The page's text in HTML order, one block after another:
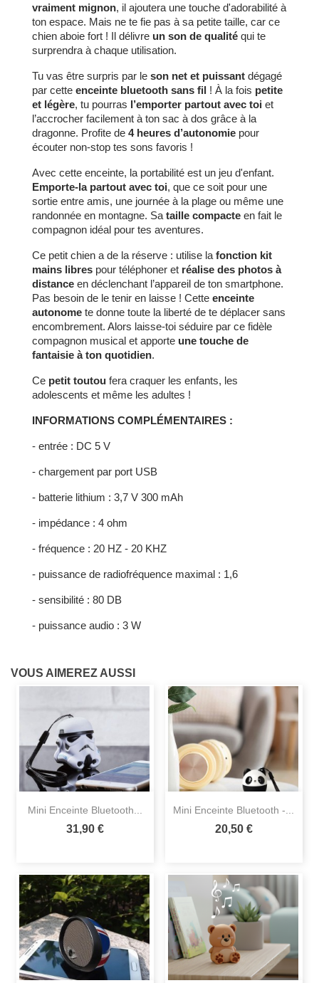
vraiment mignon, il ajoutera une touche d'adorabilité à
ton espace. Mais ne te fie pas à sa petite taille, car ce
chien aboie fort ! Il délivre un son de qualité qui te
surprendra à chaque utilisation.
Tu vas être surpris par le son net et puissant dégagé
par cette enceinte bluetooth sans fil ! À la fois petite
et légère, tu pourras l’emporter partout avec toi et
l’accrocher facilement à ton sac à dos grâce à la
dragonne. Profite de 4 heures d’autonomie pour
écouter non-stop tes sons favoris !
Avec cette enceinte, la portabilité est un jeu d'enfant.
Emporte-la partout avec toi, que ce soit pour une
sortie entre amis, une journée à la plage ou même une
randonnée en montagne. Sa taille compacte en fait le
compagnon idéal pour tes aventures.
Ce petit chien a de la réserve : utilise la fonction kit
mains libres pour téléphoner et réalise des photos à
distance en déclenchant l’appareil de ton smartphone.
Pas besoin de le tenir en laisse ! Cette enceinte
autonome te donne toute la liberté de te déplacer sans
encombrement. Alors laisse-toi séduire par ce fidèle
compagnon musical et apporte une touche de
fantaisie à ton quotidien.
Ce petit toutou fera craquer les enfants, les
adolescents et même les adultes !
INFORMATIONS COMPLÉMENTAIRES :
- entrée : DC 5 V
- chargement par port USB
- batterie lithium : 3,7 V 300 mAh
- impédance : 4 ohm
- fréquence : 20 HZ - 20 KHZ
- puissance de radiofréquence maximal : 1,6
- sensibilité : 80 DB
- puissance audio : 3 W
VOUS AIMEREZ AUSSI
Mini Enceinte Bluetooth...
31,90 €
Mini Enceinte Bluetooth -...
20,50 €